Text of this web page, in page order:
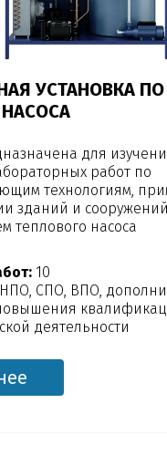
УСТАНОВКА
для
работ по
технологиям,
зданий и
теплового насоса
10
НПО, СПО, ВПО,
деятельности